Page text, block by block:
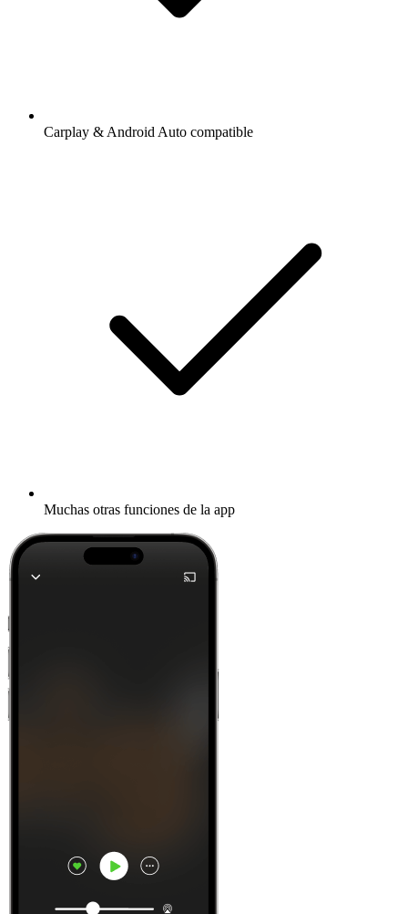
Carplay & Android Auto compatible
Muchas otras funciones de la app